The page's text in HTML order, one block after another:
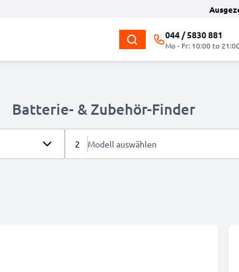
044 / 5830 881
Mo - Fr: 10:00 to 21:00
Batterie- & Zubehör-Finder
2 Modell auswählen